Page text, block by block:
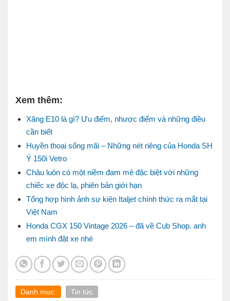
Xem thêm:
Xăng E10 là gì? Ưu điểm, nhược điểm và những điều
cần biết
Huyền thoại sống mãi – Những nét riêng của Honda SH
Ý 150i Vetro
Châu luôn có một niềm đam mê đặc biệt với những
chiếc xe độc lạ, phiên bản giới hạn
Tổng hợp hình ảnh sự kiện Italjet chính thức ra mắt tại
Việt Nam
Honda CGX 150 Vintage 2026 – đã về Cub Shop. anh
em mình đặt xe nhé
Danh mục: Tin tức